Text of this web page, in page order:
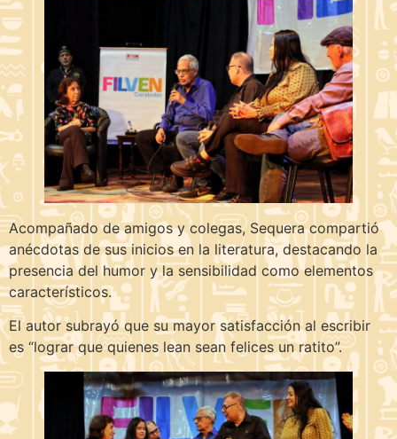
Acompañado de amigos y colegas, Sequera compartió
anécdotas de sus inicios en la literatura, destacando la
presencia del humor y la sensibilidad como elementos
característicos.
El autor subrayó que su mayor satisfacción al escribir
es “lograr que quienes lean sean felices un ratito”.